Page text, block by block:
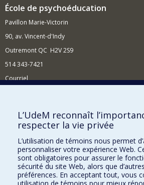
École de psychoéducation
Pavillon Marie-Victorin
90, av. Vincent-d'Indy
Outremont QC H2V 2S9
514 343-7421
Courriel
Comment soutenir l'École?
BESOIN D'AIDE?
Plan du site
Signaler une erreur
Accessibilité
L’UdeM reconnaît
respecter la vie privée
L’utilisation de témoins nous permet
personnaliser votre expérience Web.
sont obligatoires pour assurer le
sécurité du site Web, alors que
préférences. En acceptant tout, vous
utilisation de témoins pour mieux